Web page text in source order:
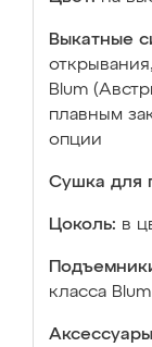
Выкатные
Blum
плавным
опции
Сушка для
Цоколь: в
класса